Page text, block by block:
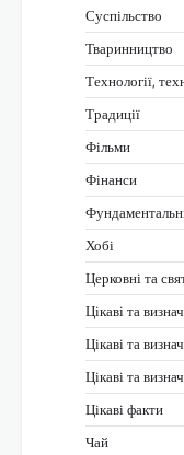
Суспільство
Тваринництво
Технології,
Традиції
Фільми
Фінанси
Хобі
Церковні та
Цікаві та
Цікаві та
Цікаві та
Цікаві факти
Чай